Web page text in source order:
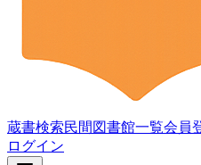
蔵書検索民間図書館一覧会員
ログイン